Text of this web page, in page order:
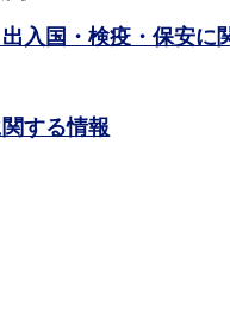
入国・検疫・保安に
する情報